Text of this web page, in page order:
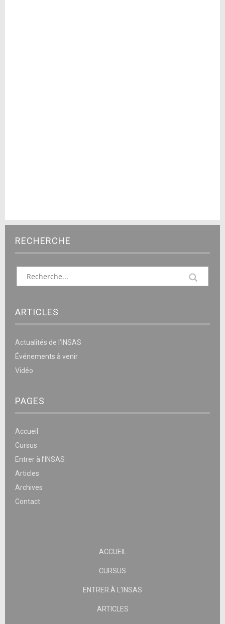
RECHERCHE
ARTICLES
Actualités de l’INSAS
Événements à venir
Vidéo
PAGES
Accueil
Cursus
Entrer à l’INSAS
Articles
Archives
Contact
ACCUEIL
CURSUS
ENTRER À L’INSAS
ARTICLES